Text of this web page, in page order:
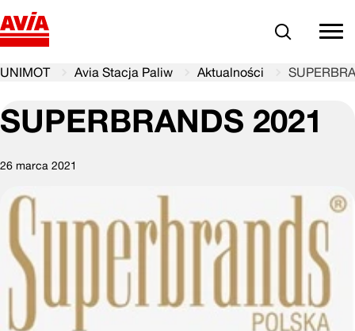
Szukaj
UNIMOT Avia Stacja Paliw Aktualności
SUPERBRANDS 2021
26 marca 2021